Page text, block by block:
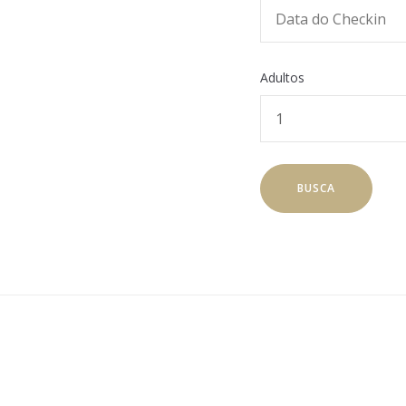
Adultos